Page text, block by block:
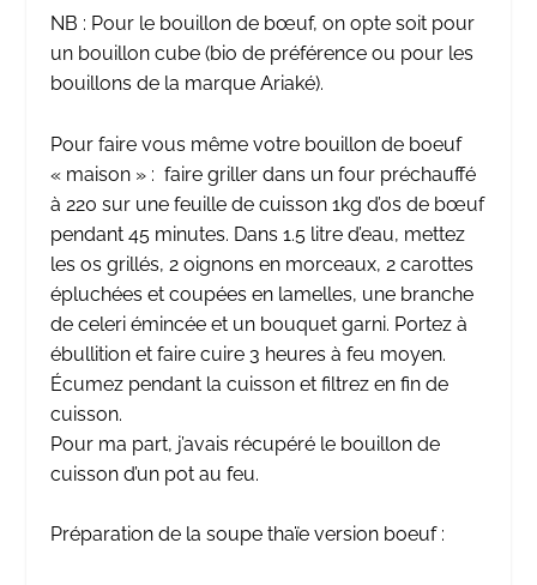
NB : Pour le bouillon de bœuf, on opte soit pour
un bouillon cube (bio de préférence ou pour les
bouillons de la marqueAriaké).
Pour faire vous même votre bouillon de boeuf
« maison » : faire griller dans un four préchauffé
à 220 sur une feuille de cuisson 1kg d’os de bœuf
pendant 45 minutes. Dans 1.5 litre d’eau, mettez
les os grillés, 2 oignons en morceaux, 2 carottes
épluchées et coupées en lamelles, une branche
de celeri émincée et un bouquet garni. Portez à
ébullition et faire cuire 3 heures à feu moyen.
Écumez pendant la cuisson et filtrez en fin de
cuisson.
Pour ma part, j’avais récupéré le bouillon de
cuisson d’un pot au feu.
Préparation de la soupe thaïe version boeuf :